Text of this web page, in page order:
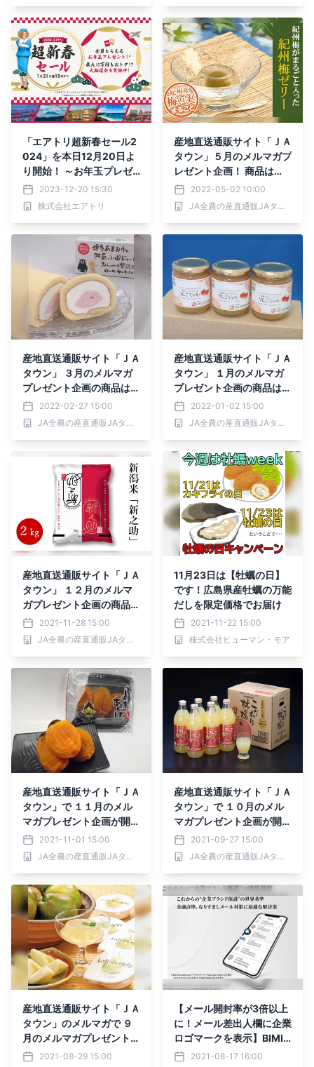
「エアトリ超新春セール2
024」を本日12月20日よ
り開始！ ～お年玉プレゼ
ントキャンペーンと最大1
0万円相当の旅行が当たる
エアトリ超新春大抽選会を
2023-12-20 15:30
株式会社エアトリ
産地直送通販サイト「ＪＡ
タウン」５月のメルマガプ
レゼント企画！ 商品は
「紀州産梅の実入り 紀州
梅ゼリー」！
2022-05-02 10:00
JA全農の産直通販JAタウン
産地直送通販サイト「ＪＡ
タウン」 ３月のメルマガ
プレゼント企画の商品は
「ＪＡふくおか八女阿蘇小
国ジャージー牛乳の贅沢ロ
ールケーキ 玉露＆あまお
2022-02-27 15:00
JA全農の産直通販JAタウン
産地直送通販サイト「ＪＡ
タウン」 １月のメルマガ
プレゼント企画の商品は津
軽のりんごで作った「りん
ごじゃむ」！
2022-01-02 15:00
JA全農の産直通販JAタウン
産地直送通販サイト「ＪＡ
タウン」 １２月のメルマ
ガプレゼント企画の商品は
新潟県産米「新之助」！
2021-11-28 15:00
JA全農の産直通販JAタウン
11月23日は【牡蠣の日】
です！広島県産牡蠣の万能
だしを限定価格でお届け
2021-11-22 15:00
株式会社ヒューマン・モア
産地直送通販サイト「ＪＡ
タウン」で １１月のメル
マガプレゼント企画が開
始！2021-11-01 15:00
JA全農の産直通販JAタウン
産地直送通販サイト「ＪＡ
タウン」で １０月のメル
マガプレゼント企画が開
始！2021-09-27 15:00
JA全農の産直通販JAタウン
産地直送通販サイト「ＪＡ
タウン」のメルマガで ９
月のメルマガプレゼント企
画が開始！
2021-08-29 15:00
【メール開封率が3倍以上
に！メール差出人欄に企業
ロゴマークを表示】BIMI
無料オンラインセミナー
2021-08-17 16:00